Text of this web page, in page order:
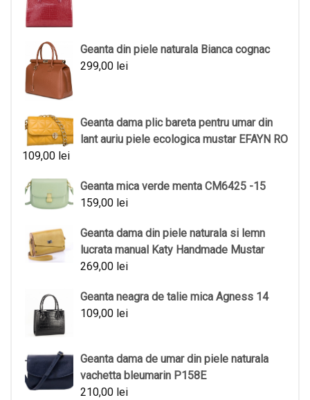
Geanta din piele naturala Bianca cognac
299,00 lei
Geanta dama plic bareta pentru umar din
lant auriu piele ecologica mustar EFAYN RO
109,00 lei
Geanta mica verde menta CM6425 -15
159,00 lei
Geanta dama din piele naturala si lemn
lucrata manual Katy Handmade Mustar
269,00 lei
Geanta neagra de talie mica Agness 14
109,00 lei
Geanta dama de umar din piele naturala
vachetta bleumarin P158E
210,00 lei